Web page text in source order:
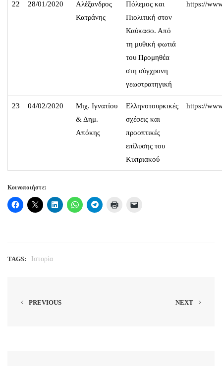
22 28/01/2020
Αλέξανδρος
Κατράνης
Πόλεμος και
Πιολιτική στον
Καύκασο. Από
τη μυθική φωτιά
του Προμηθέα
στη σύγχρονη
γεωστρατηγική
https://
23 04/02/2020
Μιχ. Ιγνατίου
& Δημ.
Απόκης
Ελληνοτουρκικές
σχέσεις και
προοπτικές
επίλυσης του
Κυπριακού
https://
Κοινοποιήστε:
TAGS: Ιστορία
PREVIOUS NEXT